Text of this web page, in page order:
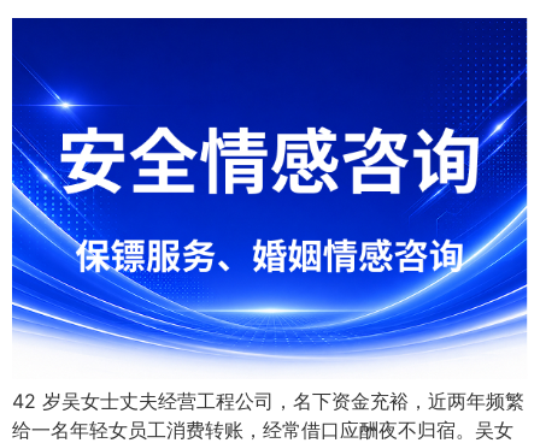
42 岁吴女士丈夫经营工程公司，名下资金充裕，近两年频繁
给一名年轻女员工消费转账，经常借口应酬夜不归宿。吴女